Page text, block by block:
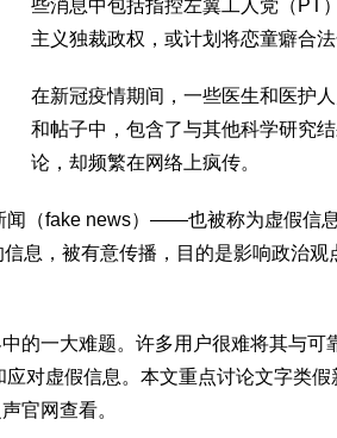
些消息中包括指控左翼工人党（PT
主义独裁政权，或计划将恋童癖合法
在新冠疫情期间，一些医生和医护
和帖子中，包含了与其他科学研究
论，却频繁在网络上疯传。
闻（fake news）——也被称为虚假信
息，被有意传播，目的是影响政治观
的一大难题。许多用户很难将其与可
对虚假信息。本文重点讨论文字类假
官网查看。